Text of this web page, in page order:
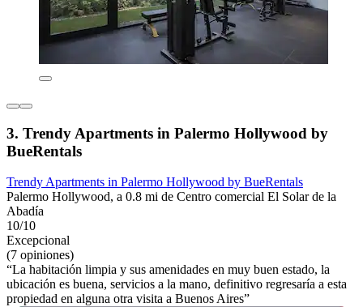
3. Trendy Apartments in Palermo Hollywood by
BueRentals
Trendy Apartments in Palermo Hollywood by BueRentals
Palermo Hollywood, a 0.8 mi de Centro comercial El Solar de la
Abadía
10/10
Excepcional
(7 opiniones)
“La habitación limpia y sus amenidades en muy buen estado, la
ubicación es buena, servicios a la mano, definitivo regresaría a esta
propiedad en alguna otra visita a Buenos Aires”